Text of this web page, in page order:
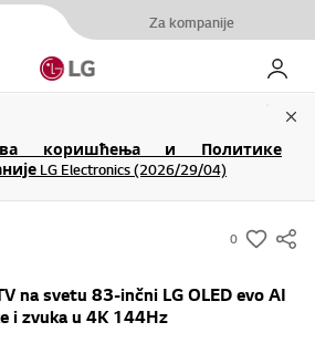
Za kompanije
Moj LG
коришћења и Политике
LG Electronics (2026/29/04)
0
s
m
na svetu 83-inčni LG OLED evo AI
i zvuka u 4K 144Hz